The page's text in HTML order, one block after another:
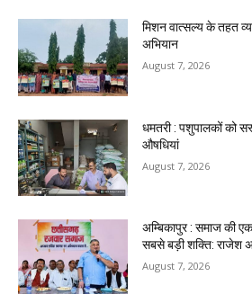
मिशन वात्सल्य के तहत
अभियान
August 7, 2026
धमतरी : पशुपालकों को
औषधियां
August 7, 2026
अम्बिकापुर : समाज की
सबसे बड़ी शक्ति: राजेश
August 7, 2026